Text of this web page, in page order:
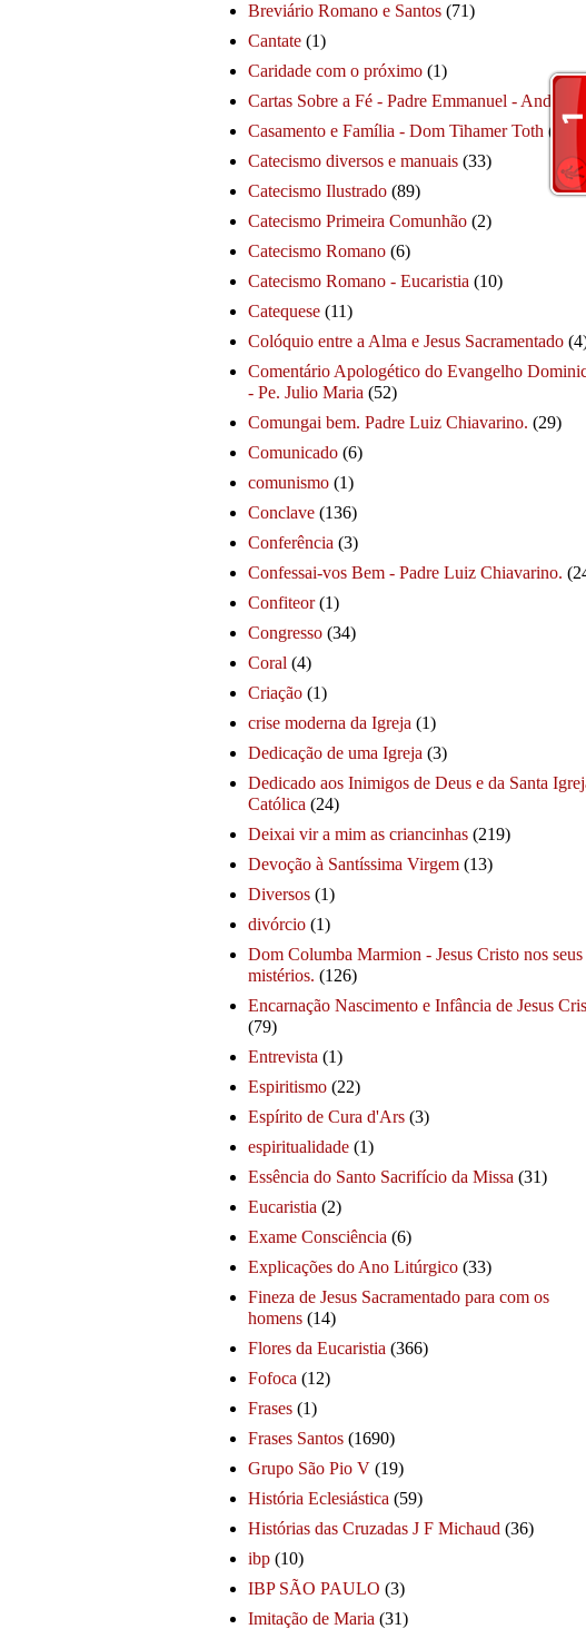
Breviário Romano e Santos (71)
Cantate (1)
Caridade com o próximo (1)
Cartas Sobre a Fé - Padre Emmanuel - André
Casamento e Família - Dom Tihamer Toth (115)
Catecismo diversos e manuais (33)
Catecismo Ilustrado (89)
Catecismo Primeira Comunhão (2)
Catecismo Romano (6)
Catecismo Romano - Eucaristia (10)
Catequese (11)
Colóquio entre a Alma e Jesus Sacramentado
Comentário Apologético do Evangelho
- Pe. Julio Maria (52)
Comungai bem. Padre Luiz Chiavarino. (29)
Comunicado (6)
comunismo (1)
Conclave (136)
Conferência (3)
Confessai-vos Bem - Padre Luiz Chiavarino.
Confiteor (1)
Congresso (34)
Coral (4)
Criação (1)
crise moderna da Igreja (1)
Dedicação de uma Igreja (3)
Dedicado aos Inimigos de Deus e da Santa
Católica (24)
Deixai vir a mim as criancinhas (219)
Devoção à Santíssima Virgem (13)
Diversos (1)
divórcio (1)
Dom Columba Marmion - Jesus Cristo nos seus
mistérios. (126)
Encarnação Nascimento e Infância de Jesus
(79)
Entrevista (1)
Espiritismo (22)
Espírito de Cura d'Ars (3)
espiritualidade (1)
Essência do Santo Sacrifício da Missa (31)
Eucaristia (2)
Exame Consciência (6)
Explicações do Ano Litúrgico (33)
Fineza de Jesus Sacramentado para com os
homens (14)
Flores da Eucaristia (366)
Fofoca (12)
Frases (1)
Frases Santos (1690)
Grupo São Pio V (19)
História Eclesiástica (59)
Histórias das Cruzadas J F Michaud (36)
ibp (10)
IBP SÃO PAULO (3)
Imitação de Maria (31)